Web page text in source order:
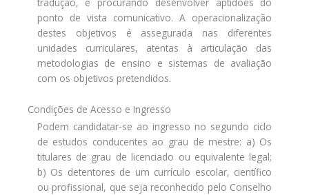
ponto de vista comunicativo. A operacionalização
destes objetivos é assegurada nas diferentes
unidades curriculares, atentas à articulação das
metodologias de ensino e sistemas de avaliação
com os objetivos pretendidos.
Condições de Acesso e Ingresso
Podem candidatar-se ao ingresso no segundo ciclo
de estudos conducentes ao grau de mestre: a) Os
titulares de grau de licenciado ou equivalente legal;
b) Os detentores de um currículo escolar, científico
ou profissional, que seja reconhecido pelo Conselho